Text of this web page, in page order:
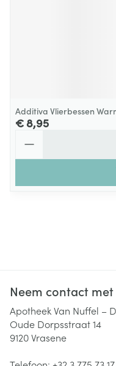
Additiva Vlierbessen
€ 8,95
Neem contact
Apotheek Van Nuffel –
Oude Dorpsstraat 14
9120Vrasene